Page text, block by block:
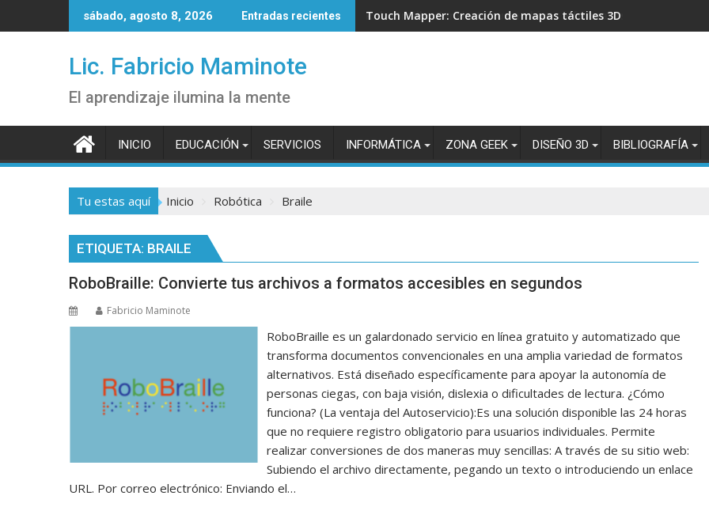
al
sábado, agosto 8, 2026 Entradas recientes Touch Mapper: Creación de mapas táctiles 3D para
Lic. Fabricio Maminote
El aprendizaje ilumina la mente
INICIO EDUCACIÓN SERVICIOS INFORMÁTICA ZONA GEEK DISEÑO 3D BIBLIOGRAFÍA
Tu estas aquí Inicio Robótica Braile
ETIQUETA: BRAILE
RoboBraille: Convierte tus archivos a formatos accesibles en segundos
Fabricio Maminote
RoboBraille es un galardonado servicio en línea gratuito y automatizado que
transforma documentos convencionales en una amplia variedad de formatos
alternativos. Está diseñado específicamente para apoyar la autonomía de
personas ciegas, con baja visión, dislexia o dificultades de lectura. ¿Cómo
funciona? (La ventaja del Autoservicio):Es una solución disponible las 24 horas
que no requiere registro obligatorio para usuarios individuales. Permite
realizar conversiones de dos maneras muy sencillas: A través de su sitio web:
Subiendo el archivo directamente, pegando un texto o introduciendo un enlace
URL. Por correo electrónico: Enviando el…